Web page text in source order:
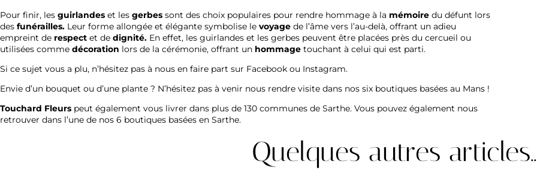
Pour finir, les guirlandes et les gerbes sont des choix populaires pour rendre hommage à la mémoire du défunt lors
des funérailles. Leur forme allongée et élégante symbolise le voyage de l’âme vers l’au-delà, offrant un adieu
empreint de respect et de dignité. En effet, les guirlandes et les gerbes peuvent être placées près du cercueil ou
utilisées comme décoration lors de la cérémonie, offrant un hommage touchant à celui qui est parti.
Si ce sujet vous a plu, n’hésitez pas à nous en faire part sur Facebook ou Instagram.
Envie d’un bouquet ou d’une plante ? N’hésitez pas à venir nous rendre visite dans nos six boutiques basées au Mans !
Touchard Fleurs peut également vous livrer dans plus de 130 communes de Sarthe. Vous pouvez également nous
retrouver dans l’une de nos 6 boutiques basées en Sarthe.
Quelques autres